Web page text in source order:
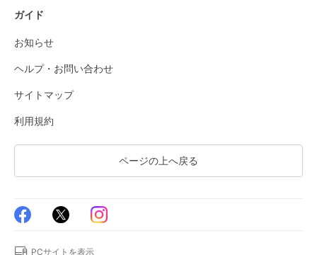
ガイド
お知らせ
ヘルプ・お問い合わせ
サイトマップ
利用規約
ページの上へ戻る
PCサイトを表示